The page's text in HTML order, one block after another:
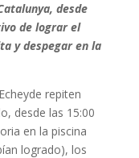
desde
de lograr el
y despegar en la
repiten
desde las 15:00
en la piscina
logrado), los